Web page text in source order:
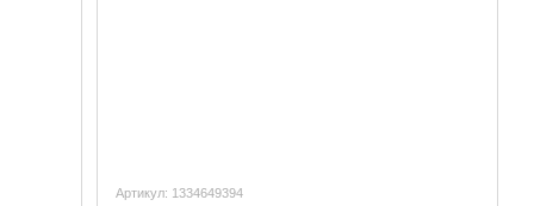
Артикул: 1334649394